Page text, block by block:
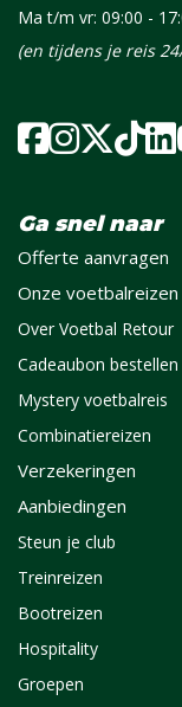
Ma t/m vr: 09:00 -
(en tijdens je reis
Ga snel naar
Offerte aanvragen
Onze voetbalreizen
Over Voetbal Retour
Cadeaubon bestellen
Mystery voetbalreis
Combinatiereizen
Verzekeringen
Aanbiedingen
Steun je club
Treinreizen
Bootreizen
Hospitality
Groepen